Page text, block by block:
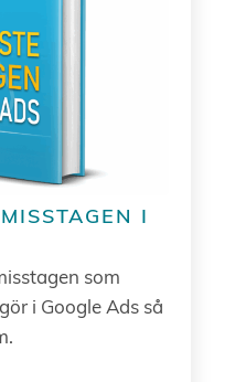
I
som
i Google Ads så